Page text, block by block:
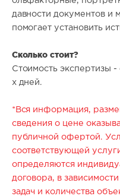
давности документов и
помогает установить
Сколько стоит?
Стоимость экспертизы
х дней.
*Вся информация,
сведения о цене
публичной офертой.
соответствующей
определяются
договора, в
задач и количества